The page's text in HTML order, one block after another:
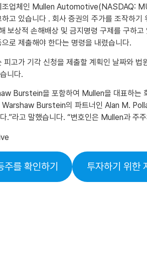
조업체인 Mullen Automotive(NASDAQ:
고 있습니다 . 회사 증권의 주가를 조작하
보상적 손해배상 및 금지명령 구제를 구
로 제출해야 한다는 명령을 내렸습니다.
피고가 기각 신청을 제출할 계획인 날짜와
니다.
Burstein을 포함하여 Mullen을 대표하는
Warshaw Burstein의 파트너인 Alan M.
.”라고 말했습니다. “변호인은 Mullen과 주
를 확인하기 투자하기 위한